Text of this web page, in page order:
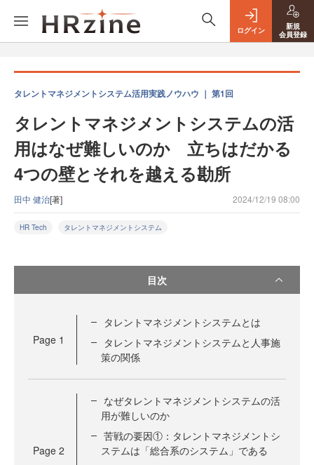
ログイン
新規
会員登録
タレントマネジメントシステム活用実践ノウハウ ｜ 第1回
タレントマネジメントシステムの活
用はなぜ難しいのか 立ちはだかる
4つの壁とそれを越える勘所
田中 健治[著] 2024/12/19 08:00
HR Tech タレントマネジメントシステム
目次
Page 1
タレントマネジメントシステムとは
タレントマネジメントシステムと人事施
策の関係
Page 2
なぜタレントマネジメントシステムの活
用が難しいのか
苦戦の要因①：タレントマネジメントシ
ステムは「総合系のシステム」である